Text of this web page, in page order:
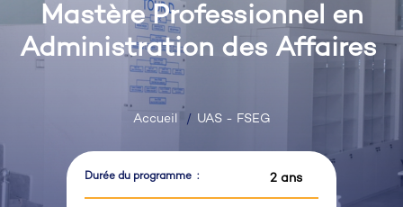
Mastère Professionnel en
Administration des Affaires
Accueil UAS - FSEG
Durée du programme : 2 ans